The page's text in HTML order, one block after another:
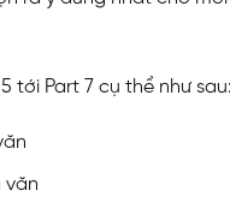
tới Part 7 cụ thể như sau:
văn